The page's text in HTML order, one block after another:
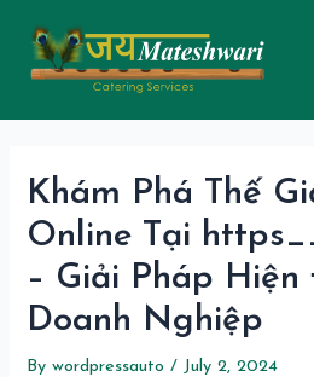
content
Khám Phá Thế
Online Tại
– Giải Pháp Hiện
Doanh Nghiệp
Bywordpressauto/ July 2, 2024
navigation